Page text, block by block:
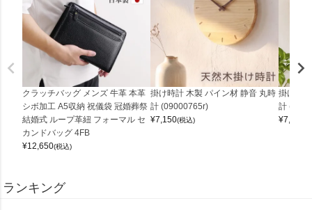
クラッチバッグ メンズ 牛革 本革
シボ加工 A5収納 祝儀袋 冠婚葬祭
結婚式 ループ革紐 フォーマル セ
カンドバッグ 4FB
¥12,650(税込)
掛け時計 木製 パイン材 静音 丸時
計 (09000765r)
¥7,150(税込)
掛け時
計
¥7,150
ランキング